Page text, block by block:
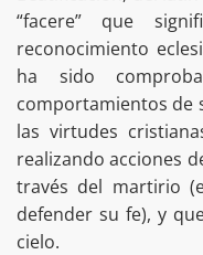
“facere” que
reconocimiento
ha sido
comportamientos de
las virtudes
realizando acciones
través del martirio
defender su fe), y
cielo.